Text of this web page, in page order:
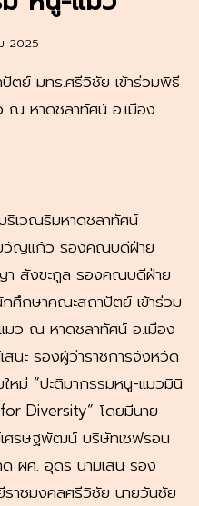
2025
ตย์ มทร.ศรีวิชัย เข้าร่วมพิธี
ณ หาดชลาทัศน์ อ.เมือง
เวณริมหาดชลาทัศน์
วัญแก้ว รองคณบดีฝ่าย
า สังขะกูล รองคณบดีฝ่าย
ศึกษาคณะสถาปัตย์ เข้าร่วม
มว ณ หาดชลาทัศน์ อ.เมือง
นะ รองผู้ว่าราชการจังหวัด
หม่ “ปะติมากรรมหนู-แมวมินิ
Diversity” โดยมีนาย
ศรษฐพัฒน์ บริษัทเชฟรอน
ด ผศ. อุดร นามเสน รอง
ราชมงคลศรีวิชัย นายวันชัย